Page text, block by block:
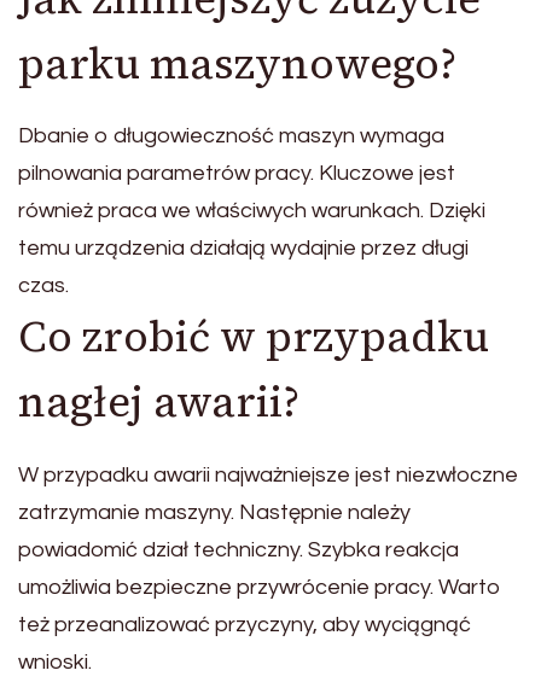
parku maszynowego?
Dbanie o długowieczność maszyn wymaga
pilnowania parametrów pracy. Kluczowe jest
również praca we właściwych warunkach. Dzięki
temu urządzenia działają wydajnie przez długi
czas.
Co zrobić w przypadku
nagłej awarii?
W przypadku awarii najważniejsze jest niezwłoczne
zatrzymanie maszyny. Następnie należy
powiadomić dział techniczny. Szybka reakcja
umożliwia bezpieczne przywrócenie pracy. Warto
też przeanalizować przyczyny, aby wyciągnąć
wnioski.